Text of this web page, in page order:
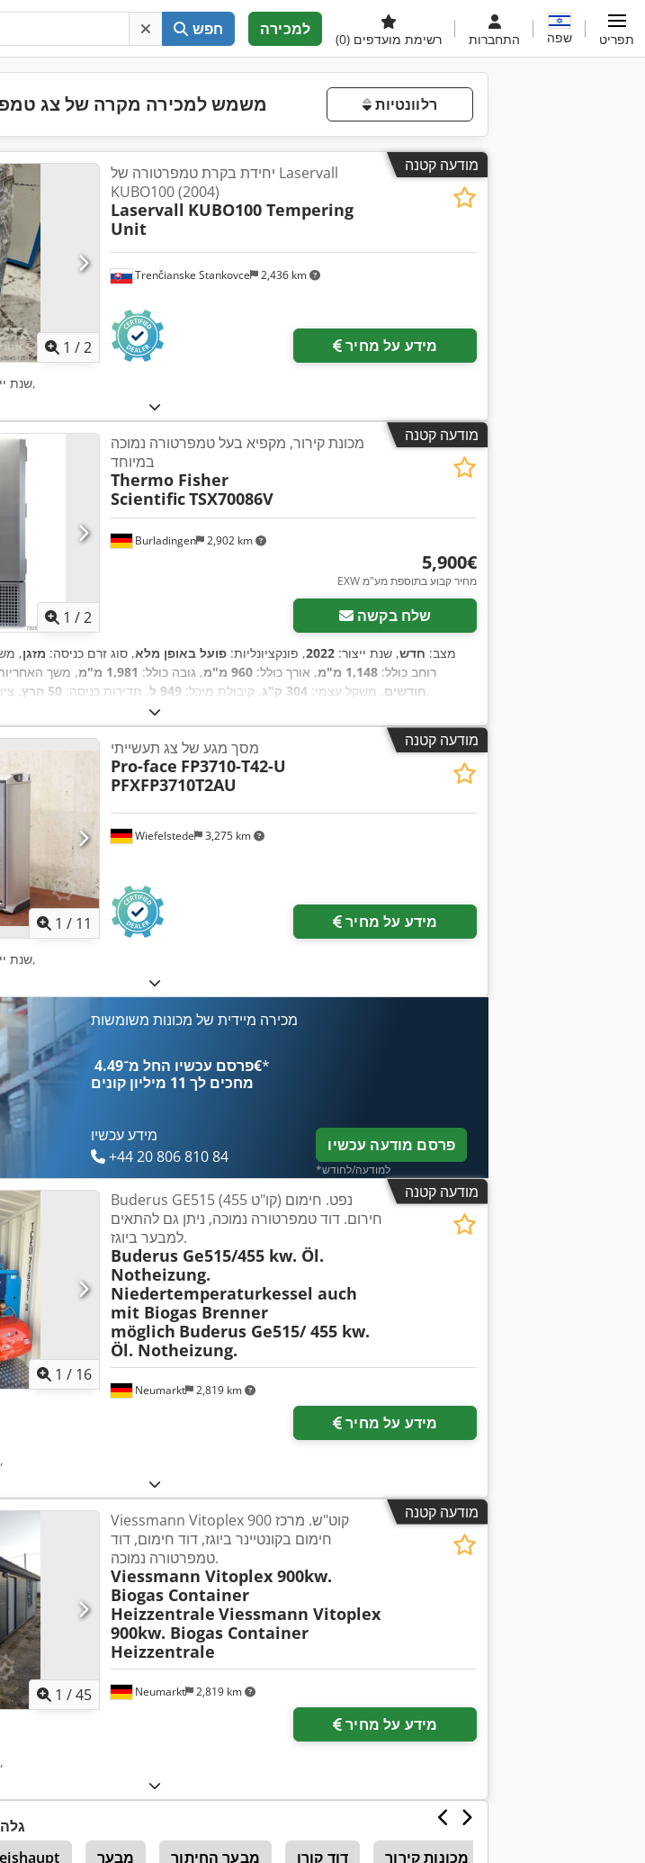
חפש למכירה
רשימת מועדפים (0) התחברות שפה תפריט
משמש למכירה מקרה של צג רלוונטיות
מודעה קטנה
1 /2
Trenčianske Stankovce 2,436 km
יחידת בקרת טמפרטורה של Laservall
KUBO100 (2004)
Laservall KUBO100 Tempering
Unit
מידע על מחיר
שנת,
מודעה קטנה
בקש תמונות נוספות
1 /2
Burladingen 2,902 km
מכונת קירור, מקפיא בעל טמפרטורה נמוכה
במיוחד
Thermo Fisher
ScientificTSX70086V
‏5,900 ‏€
EXW מחיר קבוע בתוספת מע"מ
שלח בקשה
מצב: חדש, שנת ייצור: 2022, פונקציונליות: פועל באופן מלא, סוג זרם כניסה: מזגן,
, רוחב כולל: 1,148 מ"מ , אורך כולל: 960 מ"מ , גובה כולל: 1,981 מ"מ , משך
חודשים, משקל עצמי: 304 ק"ג , קיבולת מיכל: 949 ל , תדירות כניסה: 50 הרץ , ,
מודעה קטנה
1 / 11
Wiefelstede 3,275 km
מסך מגע של צג תעשייתי
Pro-face FP3710-T42-U
PFXFP3710T2AU
מידע על מחיר
שנת,
מכירה מיידית של מכונות משומשות
פרסם עכשיו החל מ־‏4.49 ‏€*
מחכים לך 11 מיליון קונים
מידע עכשיו
+44 20 806 810 84
פרסם מודעה עכשיו
*למודעה/לחודש
מודעה קטנה
1 / 16
Neumarkt 2,819 km
Buderus GE515 (455 קו"ט) נפט. חימום
חירום. דוד טמפרטורה נמוכה, ניתן גם להתאים
למבער ביוגז.
Buderus Ge515/455 kw. Öl.
Notheizung.
Niedertemperaturkessel auch
mit Biogas Brenner
möglich Buderus Ge515/ 455 kw.
Öl. Notheizung.
מידע על מחיר
,
מודעה קטנה
1 /45 Neumarkt 2,819 km
Viessmann Vitoplex 900 קוט"ש. מרכז
חימום בקונטיינר ביוגז, דוד חימום, דוד
טמפרטורה נמוכה.
Viessmann Vitoplex 900kw.
Biogas Container
Heizzentrale Viessmann Vitoplex
900kw. Biogas Container
Heizzentrale
מידע על מחיר
,
מבער מבער החיתוך דוד קורן מכונות קירור